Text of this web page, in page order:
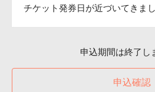
チケット発券日が近づいてきまし
申込期間は終了し
申込確認